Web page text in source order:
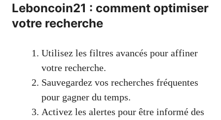
Leboncoin21 : comment optimiser
votre recherche
Utilisez les filtres avancés pour affiner
votre recherche.
Sauvegardez vos recherches fréquentes
pour gagner du temps.
Activez les alertes pour être informé des